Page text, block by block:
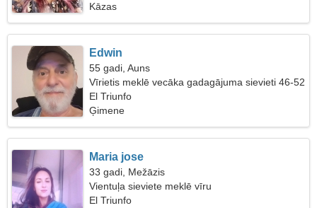
Kāzas
Edwin
55 gadi, Auns
Vīrietis meklē vecāka gadagājuma sievieti 46-52
El Triunfo
Ģimene
Maria jose
33 gadi, Mežāzis
Vientuļa sieviete meklē vīru
El Triunfo